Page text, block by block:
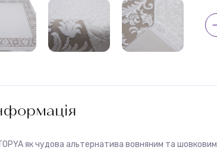
як чудова альтернатива вовняним та шовковим